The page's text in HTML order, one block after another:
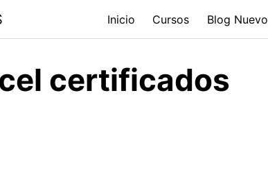
Inicio Cursos Blog Nuevo
certificados